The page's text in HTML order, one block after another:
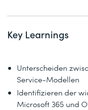
Key Learnings
Unterscheiden
Service-Modellen
Identifizieren der
Microsoft 365 und